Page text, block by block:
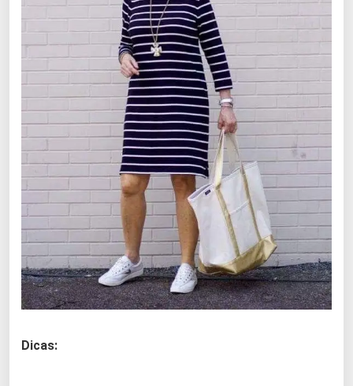
Dicas: